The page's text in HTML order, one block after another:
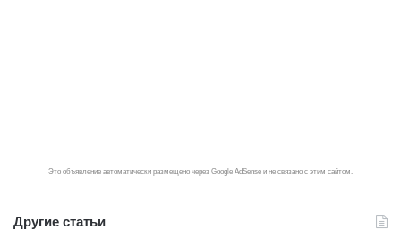
Это объявление автоматически размещено через Google AdSense и не связано с этим сайтом.
Другие статьи